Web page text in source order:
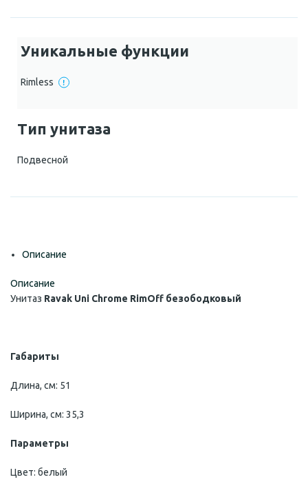
Уникальные функции
Rimless
Тип унитаза
Подвесной
Описание
Описание
Унитаз Ravak Uni Chrome RimOff безободковый
Габариты
Длина, см: 51
Ширина, см: 35,3
Параметры
Цвет: белый